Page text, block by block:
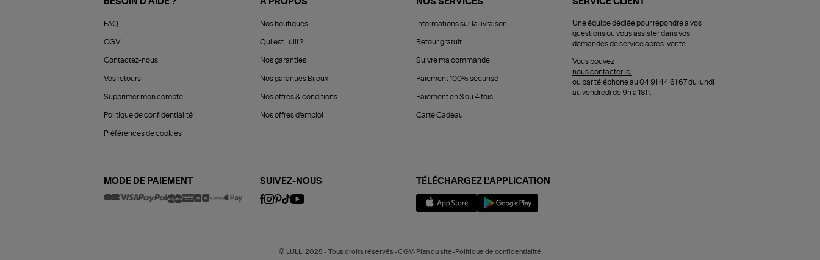
BESOIN D'AIDE ?
FAQ
CGV
Contactez-nous
Vos retours
Supprimer mon compte
Politique de confidentialité
Préférences de cookies
À PROPOS
Nos boutiques
Qui est Lulli ?
Nos garanties
Nos garanties Bijoux
Nos offres & conditions
Nos offres d'emploi
NOS SERVICES
Informations sur la livraison
Retour gratuit
Suivre ma commande
Paiement 100% sécurisé
Paiement en 3 ou 4 fois
Carte Cadeau
SERVICE CLIENT
Une équipe dédiée pour répondre à vos
questions ou vous assister dans vos
demandes de service après-vente.
Vous pouvez
nous contacter ici
ou par téléphone au 04 91 44 61 67 du lundi
au vendredi de 9h à 18h.
MODE DE PAIEMENT SUIVEZ-NOUS TÉLÉCHARGEZ L'APPLICATION
© LULLI 2025 - Tous droits réservés -CGV-Plan du site-Politique de confidentialité